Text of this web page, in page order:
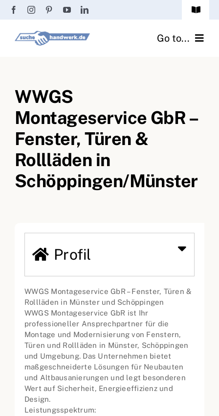
Zum
springen
Toggle
Passwort vergessen? Go to...
Fliesenrechner
Handwerker Ratgeber
Wir über uns
WWGS
Montageservice GbR –
Fenster, Türen &
Rollläden in
Schöppingen/Münster
Profil
WWGS Montageservice GbR – Fenster, Türen &
Rollläden in Münster und Schöppingen
WWGS Montageservice GbR ist Ihr
professioneller Ansprechpartner für die
Montage und Modernisierung von Fenstern,
Türen und Rollläden in Münster, Schöppingen
und Umgebung. Das Unternehmen bietet
maßgeschneiderte Lösungen für Neubauten
und Altbausanierungen und legt besonderen
Wert auf Sicherheit, Energieeffizienz und
Design.
Leistungsspektrum: